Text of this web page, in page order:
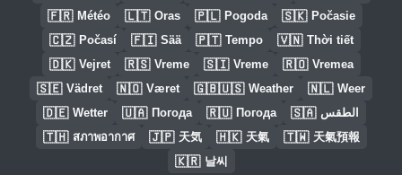
🇫🇷 Météo 🇱🇹 Oras 🇵🇱 Pogoda 🇸🇰 Počasie
🇨🇿 Počasí 🇫🇮 Sää 🇵🇹 Tempo 🇻🇳 Thời tiết
🇩🇰 Vejret 🇷🇸 Vreme 🇸🇮 Vreme 🇷🇴 Vremea
🇸🇪 Vädret 🇳🇴 Været 🇬🇧🇺🇸 Weather 🇳🇱 Weer
🇩🇪 Wetter 🇺🇦 Погода 🇷🇺 Погода 🇸🇦 الطقس
🇹🇭 สภาพอากาศ 🇯🇵 天気 🇭🇰 天氣 🇹🇼 天氣預報
🇰🇷 날씨